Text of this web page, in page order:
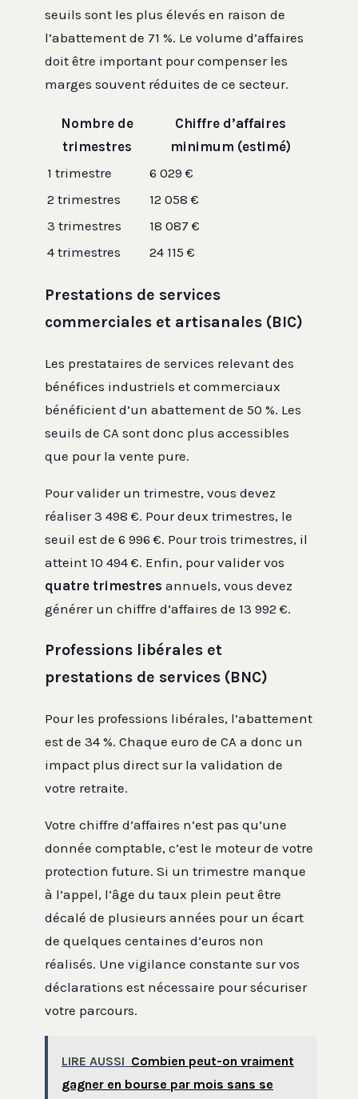
seuils sont les plus élevés en raison de
l’abattement de 71 %. Le volume d’affaires
doit être important pour compenser les
marges souvent réduites de ce secteur.
Nombre de
trimestres
Chiffre d’affaires
minimum (estimé)
1 trimestre
6 029 €
2 trimestres
12 058 €
3 trimestres
18 087 €
4 trimestres
24 115 €
Prestations de services
commerciales et artisanales (BIC)
Les prestataires de services relevant des
bénéfices industriels et commerciaux
bénéficient d’un abattement de 50 %. Les
seuils de CA sont donc plus accessibles
que pour la vente pure.
Pour valider un trimestre, vous devez
réaliser 3 498 €. Pour deux trimestres, le
seuil est de 6 996 €. Pour trois trimestres, il
atteint 10 494 €. Enfin, pour valider vos
quatre trimestres annuels, vous devez
générer un chiffre d’affaires de 13 992 €.
Professions libérales et
prestations de services (BNC)
Pour les professions libérales, l’abattement
est de 34 %. Chaque euro de CA a donc un
impact plus direct sur la validation de
votre retraite.
Votre chiffre d’affaires n’est pas qu’une
donnée comptable, c’est le moteur de votre
protection future. Si un trimestre manque
à l’appel, l’âge du taux plein peut être
décalé de plusieurs années pour un écart
de quelques centaines d’euros non
réalisés. Une vigilance constante sur vos
déclarations est nécessaire pour sécuriser
votre parcours.
LIRE AUSSI Combien peut-on vraiment
gagner en bourse par mois sans se